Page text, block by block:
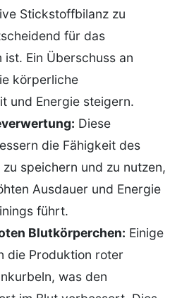
Stickstoffbilanz zu
für das
Ein Überschuss an
körperliche
und Energie steigern.
Diese
die Fähigkeit des
speichern und zu nutzen,
Ausdauer und Energie
führt.
Blutkörperchen: Einige
die Produktion roter
was den